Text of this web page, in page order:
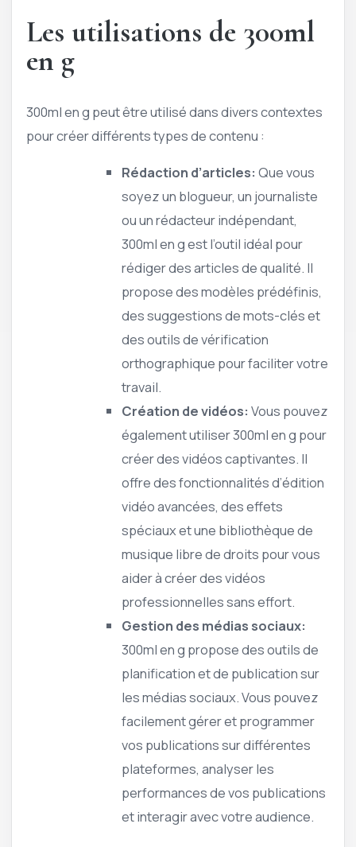
Les utilisations de 300ml
en g
300ml en g peut être utilisé dans divers contextes
pour créer différents types de contenu :
Rédaction d’articles: Que vous
soyez un blogueur, un journaliste
ou un rédacteur indépendant,
300ml en g est l’outil idéal pour
rédiger des articles de qualité. Il
propose des modèles prédéfinis,
des suggestions de mots-clés et
des outils de vérification
orthographique pour faciliter votre
travail.
Création de vidéos: Vous pouvez
également utiliser 300ml en g pour
créer des vidéos captivantes. Il
offre des fonctionnalités d’édition
vidéo avancées, des effets
spéciaux et une bibliothèque de
musique libre de droits pour vous
aider à créer des vidéos
professionnelles sans effort.
Gestion des médias sociaux:
300ml en g propose des outils de
planification et de publication sur
les médias sociaux. Vous pouvez
facilement gérer et programmer
vos publications sur différentes
plateformes, analyser les
performances de vos publications
et interagir avec votre audience.